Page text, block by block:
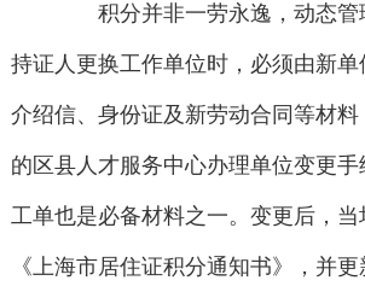
积分并非一劳永逸，动态管
持证人更换工作单位时，必须由新
介绍信、身份证及新劳动合同等材
的区县人才服务中心办理单位变更
工单也是必备材料之一。变更后，当
《上海市居住证积分通知书》，并